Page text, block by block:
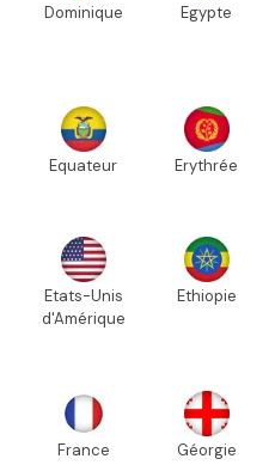
Dominique Egypte
Equateur Erythrée
Etats-Unis
d'Amérique
Ethiopie
France Géorgie